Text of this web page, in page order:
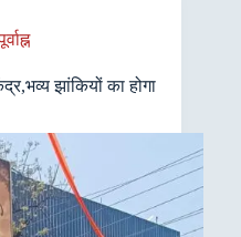
झांकियों का होगा